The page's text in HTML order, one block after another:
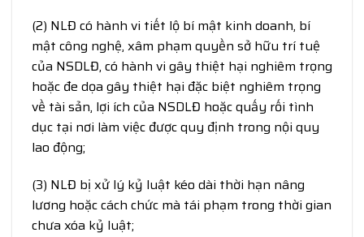
(2) NLĐ có hành vi tiết lộ bí mật kinh doanh, bí
mật công nghệ, xâm phạm quyền sở hữu trí tuệ
của NSDLĐ, có hành vi gây thiệt hại nghiêm trọng
hoặc đe dọa gây thiệt hại đặc biệt nghiêm trọng
về tài sản, lợi ích của NSDLĐ hoặc quấy rối tình
dục tại nơi làm việc được quy định trong nội quy
lao động;
(3) NLĐ bị xử lý kỷ luật kéo dài thời hạn nâng
lương hoặc cách chức mà tái phạm trong thời gian
chưa xóa kỷ luật;